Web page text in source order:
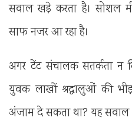
सवाल खड़े करता है। सोशल
साफ नजर आ रहा है।
अगर टेंट संचालक सतर्कता न
युवक लाखों श्रद्धालुओं की
अंजाम दे सकता था? यह सवाल